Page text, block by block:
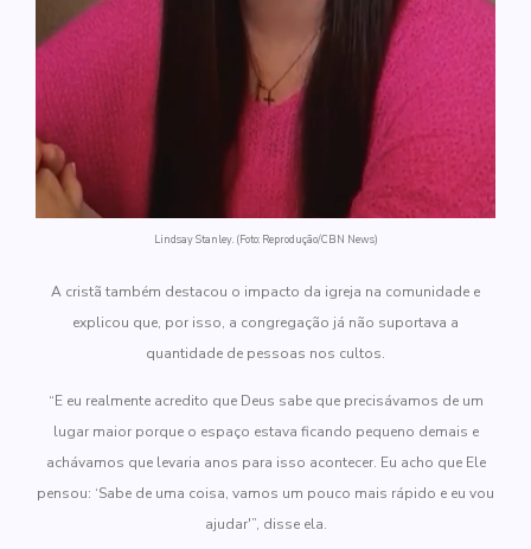
Lindsay Stanley. (Foto: Reprodução/CBN News)
A cristã também destacou o impacto da igreja na comunidade e
explicou que, por isso, a congregação já não suportava a
quantidade de pessoas nos cultos.
“E eu realmente acredito que Deus sabe que precisávamos de um
lugar maior porque o espaço estava ficando pequeno demais e
achávamos que levaria anos para isso acontecer. Eu acho que Ele
pensou: ‘Sabe de uma coisa, vamos um pouco mais rápido e eu vou
ajudar'”, disse ela.